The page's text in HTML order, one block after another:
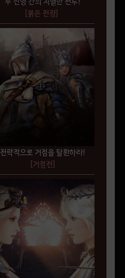
[붉은 전장]
전략적으로 거점을 탈환하라!
[거점전]